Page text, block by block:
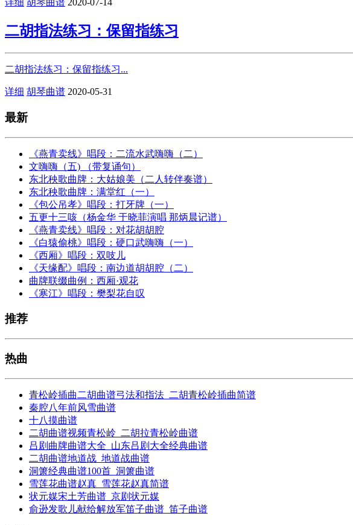
详细 胡琴曲谱 2020-07-14
二胡指法练习：保留指练习
二胡指法练习：保留指练习...
详细 胡琴曲谱 2020-05-31
最新
《燕青卖线》唱段：二流水武嗨嗨（二）
文嗨嗨（五) （带复诵句）
东北秧歌曲牌：大姑娘美（二人转伴奏谱）
东北秧歌曲牌：满堂红（一）
《包公吊孝》唱段：打牙牌（一）
五更十三咳（杨金华 于晓菲演唱 那炳晨记谱）
《燕青卖线》唱段：对花胡胡腔
《白猿偷桃》唱段：硬口武嗨嗨（一）
《西厢》唱段：双吱儿
《天缘配》唱段：南边道胡胡腔（二）
曲牌联缀曲例：西厢·观花
《寒江》唱段：樊梨花自叹
推荐
热曲
青松岭插曲二胡曲谱弓法和指法_二胡青松岭插曲简谱
秦腔八年前风雪曲谱
十八摸曲谱
二胡曲谱视频青松岭_二胡拉青松岭曲谱
吕剧曲牌曲谱大全_山东吕剧大全经典曲谱
二胡曲谱地道战_地道战曲谱
洞箫经典曲谱100首_洞箫曲谱
雪莲花曲谱赵真_雪莲花赵真简谱
状元媒宋土芳曲谱_京剧状元媒
俞逊发歌儿献给解放军笛子曲谱_笛子曲谱